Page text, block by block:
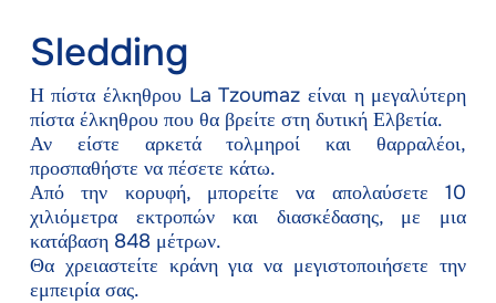
Sledding
Η πίστα έλκηθρου La Tzoumaz είναι η μεγαλύτερη
πίστα έλκηθρου που θα βρείτε στη δυτική Ελβετία.
Αν είστε αρκετά τολμηροί και θαρραλέοι,
προσπαθήστε να πέσετε κάτω.
Από την κορυφή, μπορείτε να απολαύσετε 10
χιλιόμετρα εκτροπών και διασκέδασης, με μια
κατάβαση 848 μέτρων.
Θα χρειαστείτε κράνη για να μεγιστοποιήσετε την
εμπειρία σας.